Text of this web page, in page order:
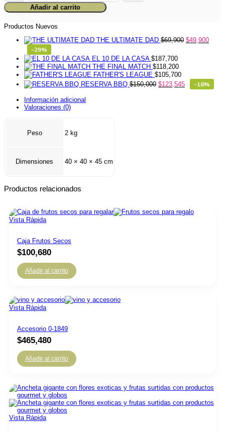
1117
-
cantidad
Añadir al carrito
Productos Nuevos
THE ULTIMATE DAD $69,900 $49,900
-29%
EL 10 DE LA CASA $187,700
THE FINAL MATCH $118,200
FATHER'S LEAGUE $105,700
RESERVA BBQ $150,000 $123,545 -18%
Información adicional
Valoraciones (0)
Peso 2 kg
Dimensiones 40 × 40 × 45 cm
Productos relacionados
Vista Rápida
Caja Frutos Secos
$100,680
Añadir al carrito
Vista Rápida
Accesorio 0-1849
$465,480
Añadir al carrito
Vista Rápida